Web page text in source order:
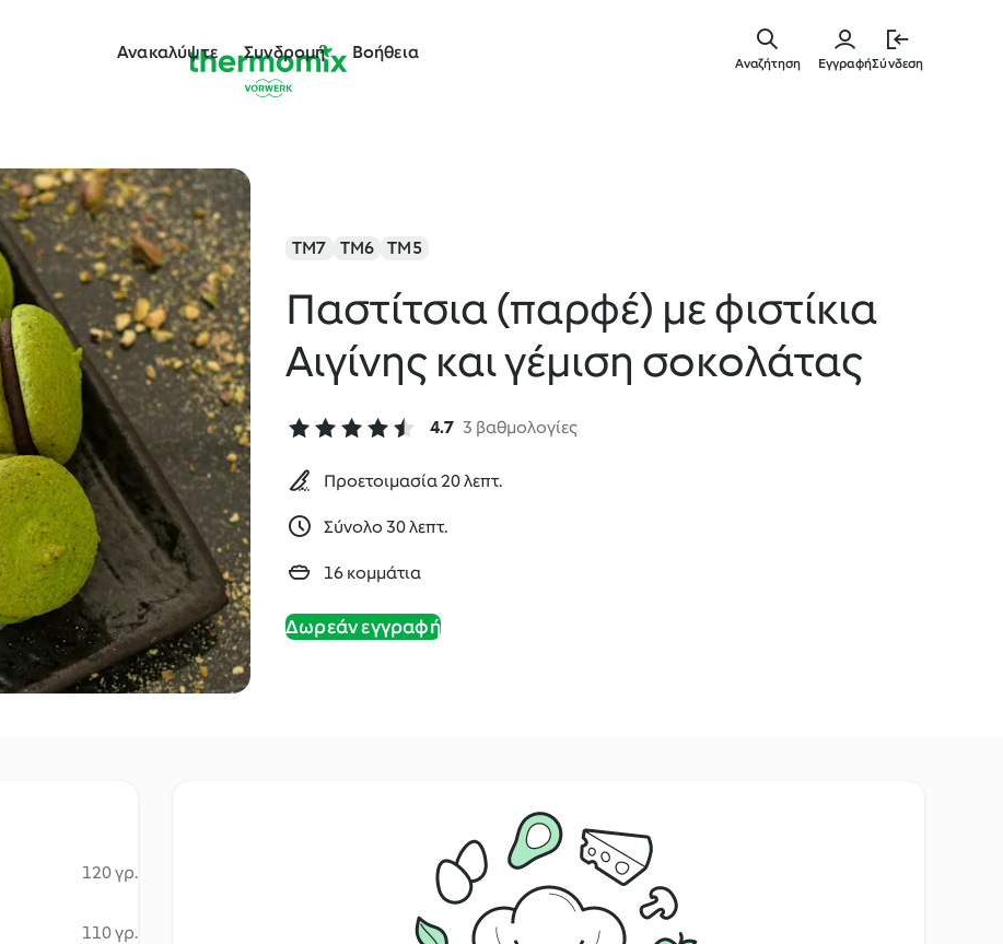
Ανακαλύψτε Συνδρομή Βοήθεια
ΕγγραφήΣύνδεση
Αναζήτηση
TM7 TM6 TM5
Παστίτσια (παρφέ) με φιστίκια
Αιγίνης και γέμιση σοκολάτας
4.7 3 βαθμολογίες
Προετοιμασία 20 λεπτ.
Σύνολο 30 λεπτ.
16 κομμάτια
Δωρεάν εγγραφή
120 γρ.
110 γρ.